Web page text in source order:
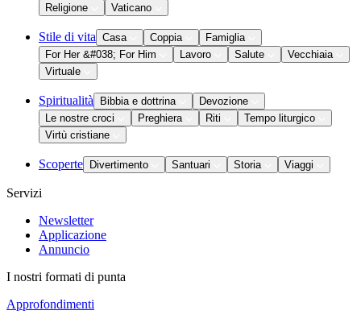
Religione
Vaticano
Stile di vita Casa Coppia
Famiglia
For Her &#038; For Him
Lavoro Salute
Vecchiaia
Virtuale
Spiritualità Bibbia e dottrina
Devozione
Le nostre croci
Preghiera Riti
Tempo liturgico
Virtù cristiane
Scoperte Divertimento Santuari Storia Viaggi
Servizi
Newsletter
Applicazione
Annuncio
I nostri formati di punta
Approfondimenti